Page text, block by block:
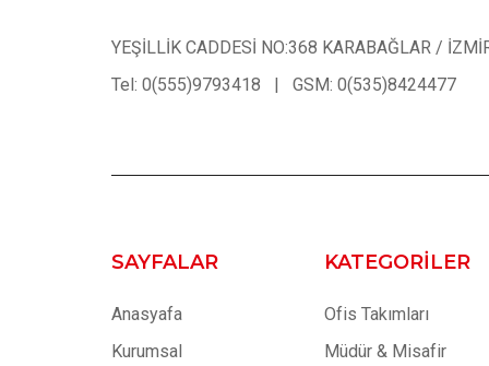
YEŞİLLİK CADDESİ NO:368 KARABAĞLAR /
Tel: 0(555)9793418 | GSM: 0(535)8424477
SAYFALAR
Anasyafa
Kurumsal
KATEGORILER
Ofis Takımları
Müdür & Misafir